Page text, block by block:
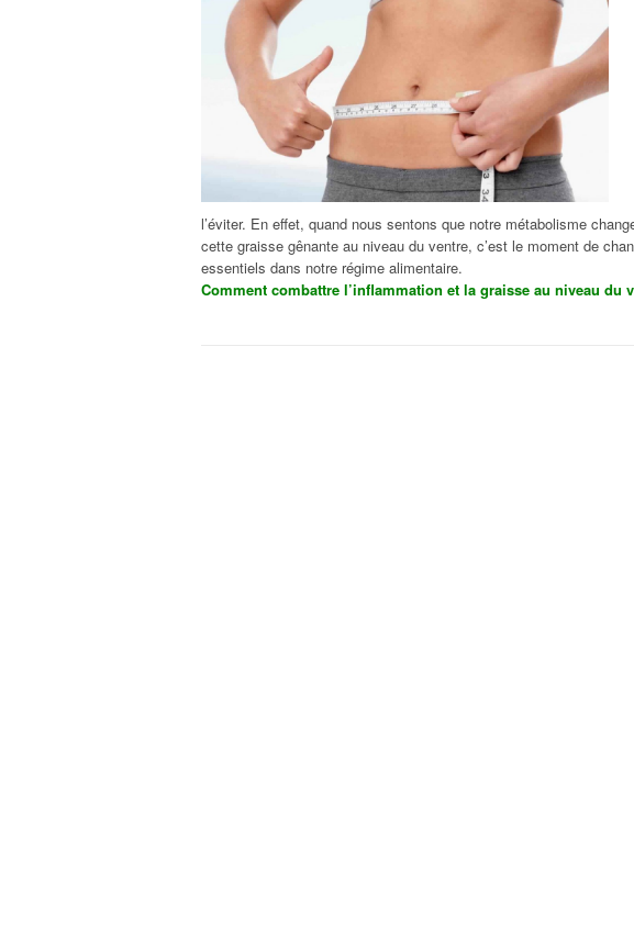
l’éviter. En effet, quand nous sentons que notre métabolisme
cette graisse gênante au niveau du ventre, c’est le moment de
essentiels dans notre régime alimentaire.
Comment combattre l’inflammation et la graisse au niveau du